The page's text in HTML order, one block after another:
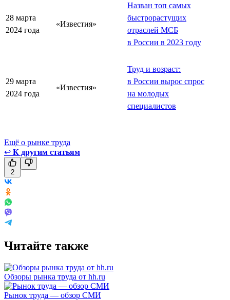
28 марта
2024 года
«Известия»
Назван топ самых
быстрорастущих
отраслей МСБ
в России в 2023 году
29 марта
2024 года
«Известия»
Труд и возраст:
в России вырос спрос
на молодых
специалистов
Ещё о рынке труда
↩ К другим статьям
2
Читайте также
Обзоры рынка труда от hh.ru
Рынок труда — обзор СМИ